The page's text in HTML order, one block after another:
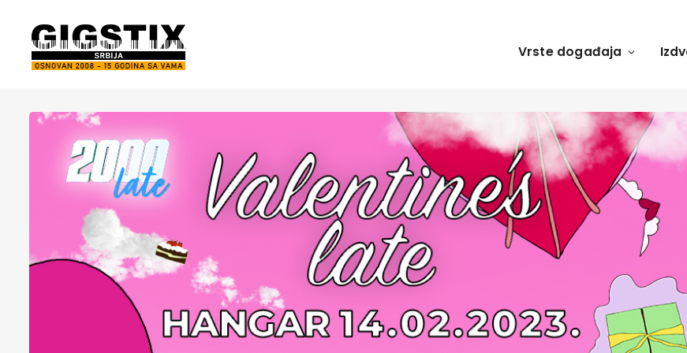
Vrste događaja